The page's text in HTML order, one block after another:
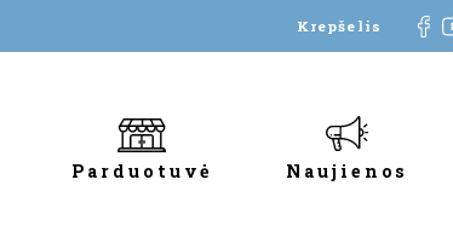
Krepšelis
Parduotuvė Naujienos